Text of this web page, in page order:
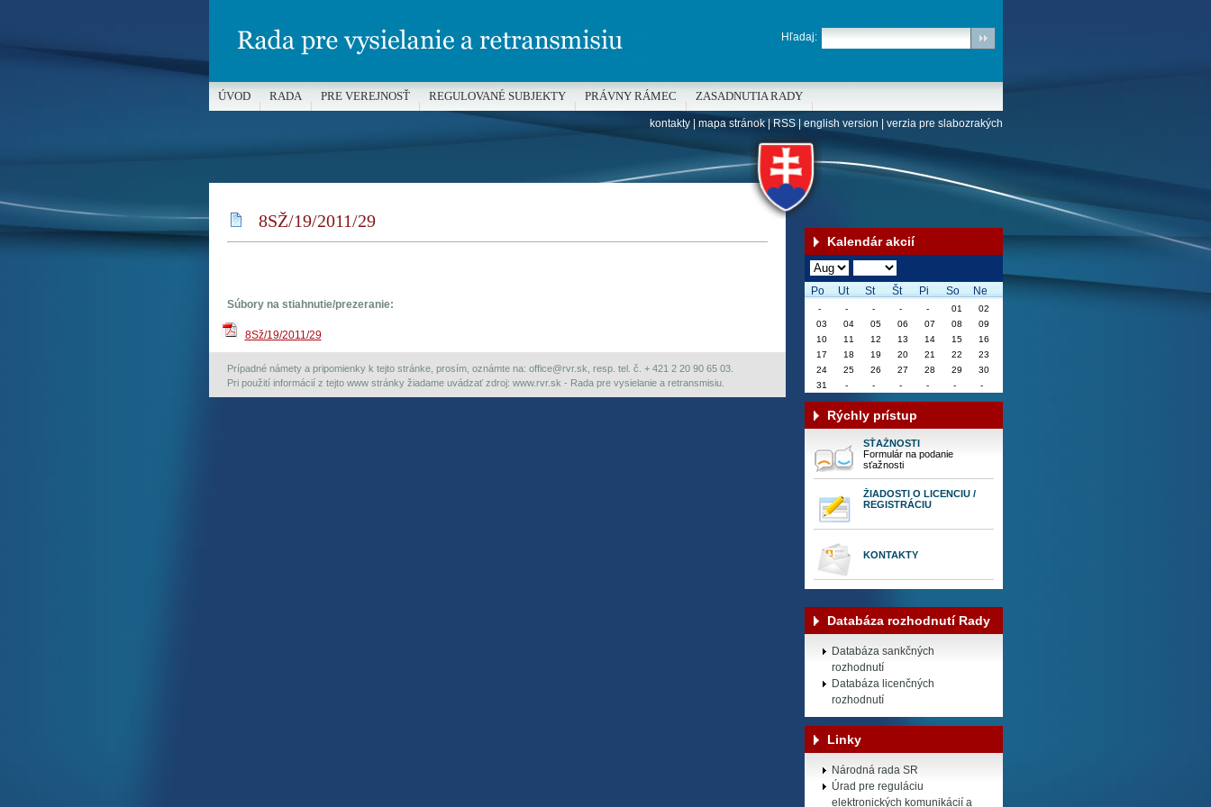
8SŽ/19/2011/29
Súbory na stiahnutie/prezeranie:
8Sž/19/2011/29
Prípadné námety a pripomienky k tejto stránke, prosím, oznámte na: office@rvr.sk, resp. tel. č. + 421 2 20 90 65 03.
Pri použití informácií z tejto www stránky žiadame uvádzať zdroj: www.rvr.sk - Rada pre vysielanie a retransmisiu.
Kalendár akcií
Po Ut St Št Pi So Ne
Rýchly prístup
SŤAŽNOSTI
Formulár na podanie
sťažnosti
ŽIADOSTI O LICENCIU /
REGISTRÁCIU
KONTAKTY
Databáza rozhodnutí Rady
Databáza sankčných
rozhodnutí
Databáza licenčných
rozhodnutí
Linky
Národná rada SR
Úrad pre reguláciu
elektronických komunikácií a
Hľadaj:
ÚVOD RADA PRE VEREJNOSŤ REGULOVANÉ SUBJEKTY PRÁVNY RÁMEC ZASADNUTIA RADY
kontakty| mapa stránok|RSS| english version verzia pre slabozrakých